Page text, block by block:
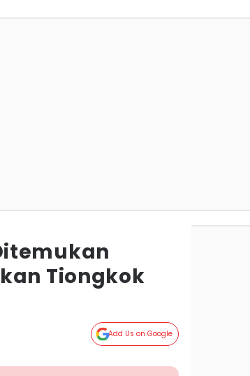
Tiongkok
Add Us on Google